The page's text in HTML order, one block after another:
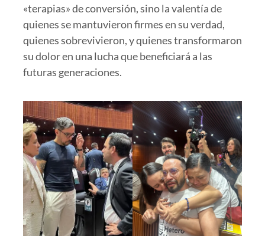
«terapias» de conversión, sino la valentía de
quienes se mantuvieron firmes en su verdad,
quienes sobrevivieron, y quienes transformaron
su dolor en una lucha que beneficiará a las
futuras generaciones.